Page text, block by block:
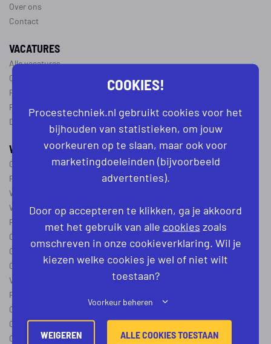
Over ons
Contact
VACATURES
Alle vacatures
Operator vacatures
Productiemedewerker vacatures
Ploegleider vacatures
Dagdienst vacatures
WERKEN IN DE PROCESTECHNIEK
Over de procestechniek
Ploegendienst
Wat is een procesoperator
Werken als procesoperator
Procesoperator in de
chemie, voedingsindustrie, farmacie
Operator A
Operator B
Operator C
Verschil operator A, B en C
Procesoperator salaris
Operator opleidingen
–vapro
Over de maakindustrie
Over de procesindustrie
COOKIES!
Procestechniek.nl gebruikt cookies voor het
bijhouden van statistieken, om jouw
voorkeuren op te slaan, maar ook voor
marketingdoeleinden (bijvoorbeeld
advertenties).
Door op accepteren te klikken, ga je akkoord
met het gebruik van alle cookies zoals
omschreven in onze cookieverklaring. Wil je
kiezen welke cookies je wel of niet wilt
toestaan?
Voorkeur beheren
WEIGEREN ALLE COOKIES TOESTAAN